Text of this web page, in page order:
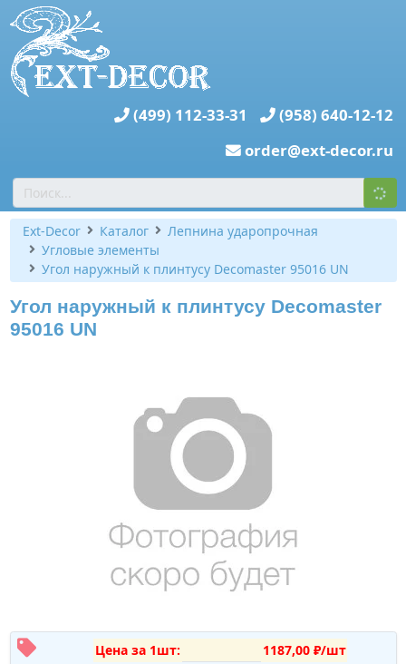
(499) 112-33-31
(958) 640-12-12
order@ext-decor.ru
Ext-Decor Каталог
Лепнина ударопрочная
Угловые элементы
Угол наружный к плинтусу Decomaster 95016 UN
Угол наружный к плинтусу Decomaster
95016 UN
Цена за 1шт: 1187,00 ₽/шт